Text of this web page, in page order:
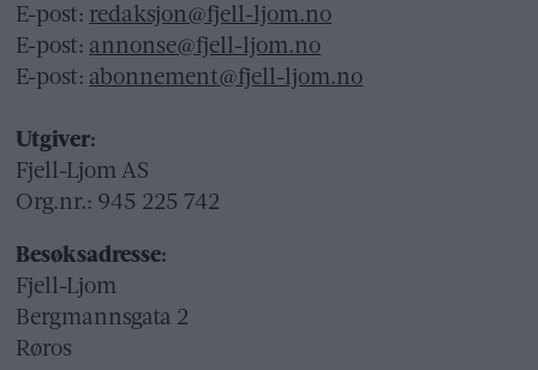
E-post: redaksjon@fjell-ljom.no
E-post: annonse@fjell-ljom.no
E-post: abonnement@fjell-ljom.no
Utgiver:
Fjell-Ljom AS
Org.nr.: 945 225 742
Besøksadresse:
Fjell-Ljom
Bergmannsgata 2
Røros